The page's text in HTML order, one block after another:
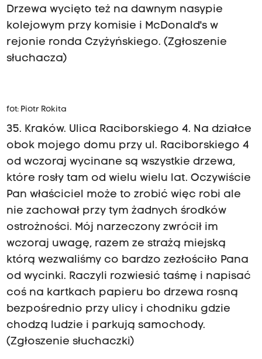
Drzewa wycięto też na dawnym nasypie
kolejowym przy komisie i McDonald's w
rejonie ronda Czyżyńskiego. (Zgłoszenie
słuchacza)
fot: Piotr Rokita
35. Kraków. Ulica Raciborskiego 4. Na działce
obok mojego domu przy ul. Raciborskiego 4
od wczoraj wycinane są wszystkie drzewa,
które rosły tam od wielu wielu lat. Oczywiście
Pan właściciel może to zrobić więc robi ale
nie zachował przy tym żadnych środków
ostrożności. Mój narzeczony zwrócił im
wczoraj uwagę, razem ze strażą miejską
którą wezwaliśmy co bardzo zezłościło Pana
od wycinki. Raczyli rozwiesić taśmę i napisać
coś na kartkach papieru bo drzewa rosną
bezpośrednio przy ulicy i chodniku gdzie
chodzą ludzie i parkują samochody.
(Zgłoszenie słuchaczki)